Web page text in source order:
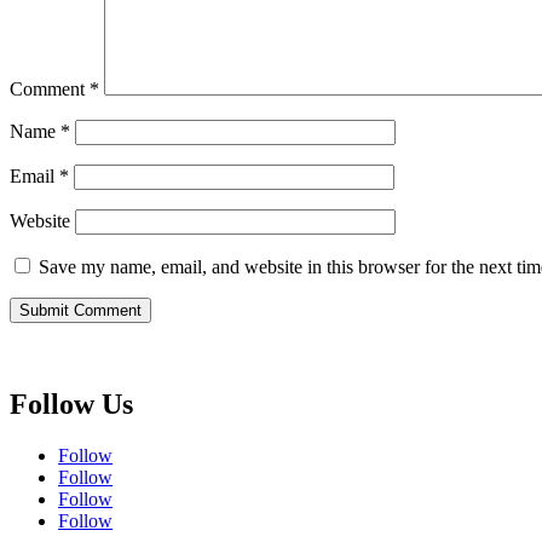
Comment *
Name *
Email *
Website
Save my name, email, and website in this browser for the next
Follow Us
Follow
Follow
Follow
Follow